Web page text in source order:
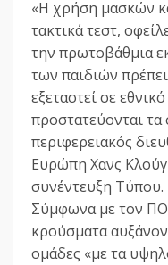
«Η χρήση μασκών
τακτικά τεστ,
την πρωτοβάθμια
των παιδιών
εξεταστεί σε
προστατεύονται
περιφερειακός
Ευρώπη Χανς
συνέντευξη Τύπου.
Σύμφωνα με τον
κρούσματα
ομάδες «με τα